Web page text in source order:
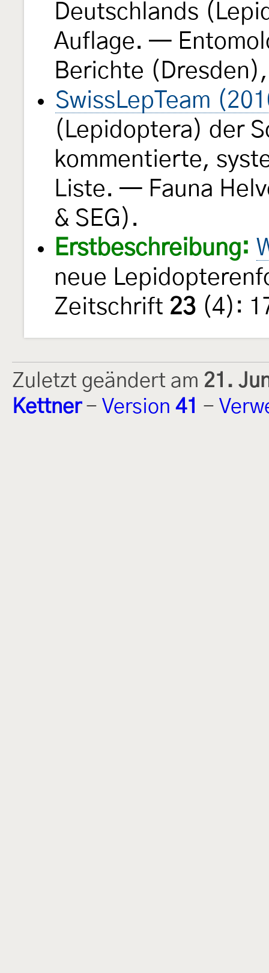
Deutschlands
Auflage. —
Berichte
SwissLepTeam
(Lepidoptera) der
kommentierte,
Liste. — Fauna
& SEG).
Erstbeschreibung:
neue
Zeitschrift 23 (4):
Zuletzt geändert am 21.
Kettner- Version 41 -